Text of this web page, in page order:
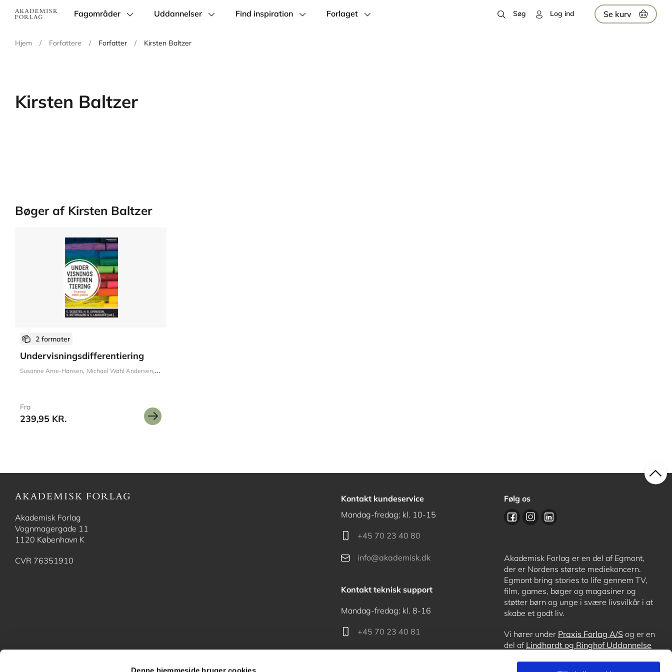
Denne hjemmeside bruger cookies
Main
Fagområder Uddannelser Find inspiration Forlaget Søg Log ind Se kurv
Hjem / Forfattere / Forfatter / Kirsten Baltzer
Kirsten Baltzer
Bøger af Kirsten Baltzer
2 formater
Undervisningsdifferentiering
Susanne Arne-Hansen Michael Wahl Andersen Susan Tetler
Fra
239,95 KR.
Akademisk Forlag
Vognmagergade 11
1120 København K
CVR 76351910
Kontakt kundeservice
Mandag-fredag: kl. 10-15
+45 70 23 40 80
info@akademisk.dk
Kontakt teknisk support
Mandag-fredag: kl. 8-16
+45 70 23 40 81
Følg os
Akademisk Forlag er en del af Egmont,
der er Nordens største mediekoncern.
Egmont bring stories to life gennem TV,
film, games, bøger og magasiner og
støtter børn og unge i svære livsvilkår i at
skabe et godt liv.
Vi hører under Praxis Forlag A/S og er en
del af Lindhardt og Ringhof Uddannelse